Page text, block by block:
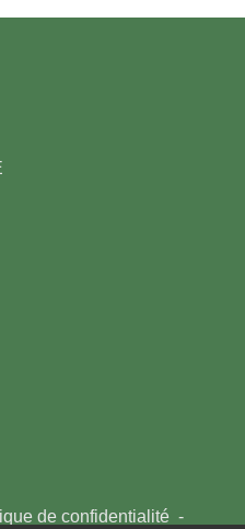
de confidentialité -